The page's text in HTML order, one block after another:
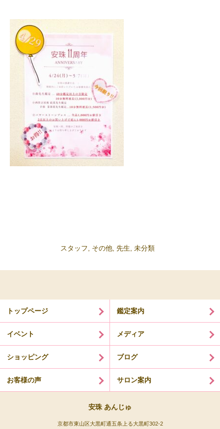
スタッフ その他 先生 未分類
トップページ 鑑定案内
イベント メディア
ショッピング ブログ
お客様の声 サロン案内
安珠 あんじゅ
京都市東山区大黒町通五条上る大黒町302-2